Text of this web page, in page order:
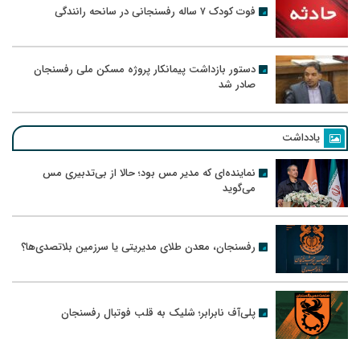
فوت کودک ۷ ساله رفسنجانی در سانحه رانندگی
دستور بازداشت پیمانکار پروژه مسکن ملی رفسنجان
صادر شد
یادداشت
نماینده‌ای که مدیر مس بود؛ حالا از بی‌تدبیری مس
می‌گوید
رفسنجان، معدن طلای مدیریتی یا سرزمین بلاتصدی‌ها؟
پلی‌آف نابرابر؛ شلیک به قلب فوتبال رفسنجان